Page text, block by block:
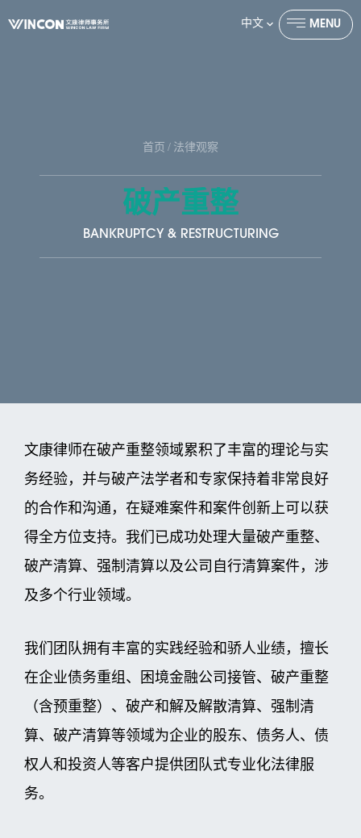
中文
MENU
CLOSE
首页 / 法律观察
破产重整
BANKRUPTCY & RESTRUCTURING
文康律师在破产重整领域累积了丰富的理论与实
务经验，并与破产法学者和专家保持着非常良好
的合作和沟通，在疑难案件和案件创新上可以获
得全方位支持。我们已成功处理大量破产重整、
破产清算、强制清算以及公司自行清算案件，涉
及多个行业领域。
我们团队拥有丰富的实践经验和骄人业绩，擅长
在企业债务重组、困境金融公司接管、破产重整
（含预重整）、破产和解及解散清算、强制清
算、破产清算等领域为企业的股东、债务人、债
权人和投资人等客户提供团队式专业化法律服
务。